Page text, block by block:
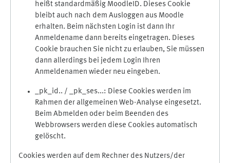
heißt standardmäßig MoodleID. Dieses Cookie
bleibt auch nach dem Ausloggen aus Moodle
erhalten. Beim nächsten Login ist dann Ihr
Anmeldename dann bereits eingetragen. Dieses
Cookie brauchen Sie nicht zu erlauben, Sie müssen
dann allerdings bei jedem Login Ihren
Anmeldenamen wieder neu eingeben.
_pk_id.. / _pk_ses...: Diese Cookies werden im
Rahmen der allgemeinen Web-Analyse eingesetzt.
Beim Abmelden oder beim Beenden des
Webbrowsers werden diese Cookies automatisch
gelöscht.
Cookies werden auf dem Rechner des Nutzers/der